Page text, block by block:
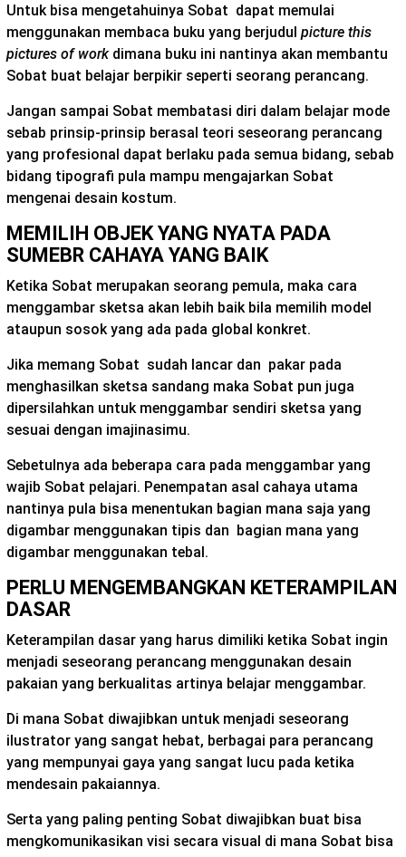
Untuk bisa mengetahuinya Sobat dapat memulai
menggunakan membaca buku yang berjudul picture this
pictures of workdimana buku ini nantinya akan membantu
Sobat buat belajar berpikir seperti seorang perancang.
Jangan sampai Sobat membatasi diri dalam belajar mode
sebab prinsip-prinsip berasal teori seseorang perancang
yang profesional dapat berlaku pada semua bidang, sebab
bidang tipografi pula mampu mengajarkan Sobat
mengenai desain kostum.
MEMILIH OBJEK YANG NYATA PADA
SUMEBR CAHAYA YANG BAIK
Ketika Sobat merupakan seorang pemula, maka cara
menggambar sketsa akan lebih baik bila memilih model
ataupun sosok yang ada pada global konkret.
Jika memang Sobat sudah lancar dan pakar pada
menghasilkan sketsa sandang maka Sobat pun juga
dipersilahkan untuk menggambar sendiri sketsa yang
sesuai dengan imajinasimu.
Sebetulnya ada beberapa cara pada menggambar yang
wajib Sobat pelajari. Penempatan asal cahaya utama
nantinya pula bisa menentukan bagian mana saja yang
digambar menggunakan tipis dan bagian mana yang
digambar menggunakan tebal.
PERLU MENGEMBANGKAN KETERAMPILAN
DASAR
Keterampilan dasar yang harus dimiliki ketika Sobat ingin
menjadi seseorang perancang menggunakan desain
pakaian yang berkualitas artinya belajar menggambar.
Di mana Sobat diwajibkan untuk menjadi seseorang
ilustrator yang sangat hebat, berbagai para perancang
yang mempunyai gaya yang sangat lucu pada ketika
mendesain pakaiannya.
Serta yang paling penting Sobat diwajibkan buat bisa
mengkomunikasikan visi secara visual di mana Sobat bisa